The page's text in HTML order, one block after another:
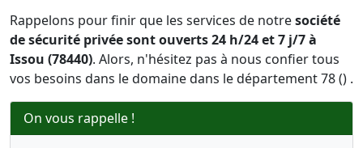
Rappelons pour finir que les services de notresociété
de sécurité privée sont ouverts 24 h/24 et 7 j/7 à
Issou (78440). Alors, n'hésitez pas à nous confier tous
vos besoins dans le domaine dans le département 78 () .
On vous rappelle !